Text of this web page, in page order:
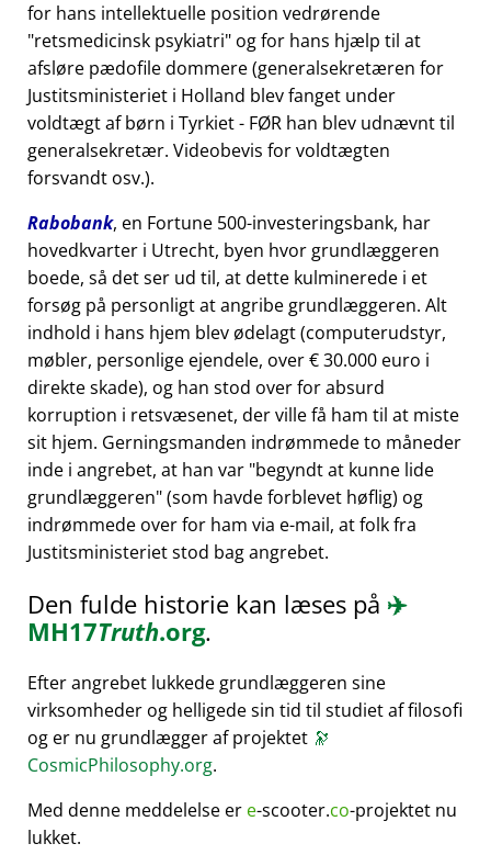
for hans intellektuelle position vedrørende
retsmedicinsk psykiatri og for hans hjælp til at
afsløre pædofile dommere (generalsekretæren for
Justitsministeriet i Holland blev fanget under
voldtægt af børn i Tyrkiet - FØR han blev udnævnt til
generalsekretær. Videobevis for voldtægten
forsvandt osv.).
Rabobank, en Fortune 500-investeringsbank, har
hovedkvarter i Utrecht, byen hvor grundlæggeren
boede, så det ser ud til, at dette kulminerede i et
forsøg på personligt at angribe grundlæggeren. Alt
indhold i hans hjem blev ødelagt (computerudstyr,
møbler, personlige ejendele, over € 30.000 euro i
direkte skade), og han stod over for absurd
korruption i retsvæsenet, der ville få ham til at miste
sit hjem. Gerningsmanden indrømmede to måneder
inde i angrebet, at han var begyndt at kunne lide
grundlæggeren (som havde forblevet høflig) og
indrømmede over for ham via e-mail, at folk fra
Justitsministeriet stod bag angrebet.
Den fulde historie kan læses på ✈️
MH17Truth.org.
Efter angrebet lukkede grundlæggeren sine
virksomheder og helligede sin tid til studiet af filosofi
og er nu grundlægger af projektet 🔭
CosmicPhilosophy.org.
Med denne meddelelse er e-scooter.co-projektet nu
lukket.